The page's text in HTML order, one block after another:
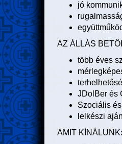
jó
AZ ÁLLÁS
több éves
JDolBer és
Szociális
lelkészi
AMIT KÍNÁLUNK: